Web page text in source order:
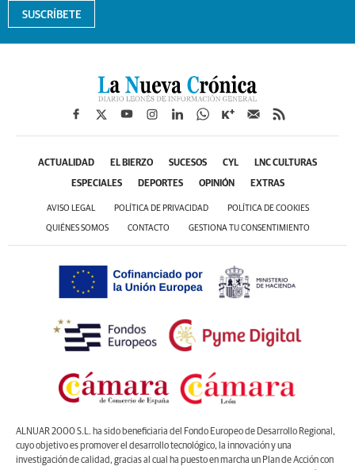
SUSCRÍBETE
ACTUALIDAD EL BIERZO SUCESOS CYL LNC CULTURAS
ESPECIALES DEPORTES OPINIÓN EXTRAS
AVISO LEGAL POLÍTICA DE PRIVACIDAD POLÍTICA DE COOKIES
QUIÉNES SOMOS CONTACTO GESTIONA TU CONSENTIMIENTO
ALNUAR 2000 S.L. ha sido beneficiaria del Fondo Europeo de Desarrollo Regional,
cuyo objetivo es promover el desarrollo tecnológico, la innovación y una
investigación de calidad, gracias al cual ha puesto en marcha un Plan de Acción con